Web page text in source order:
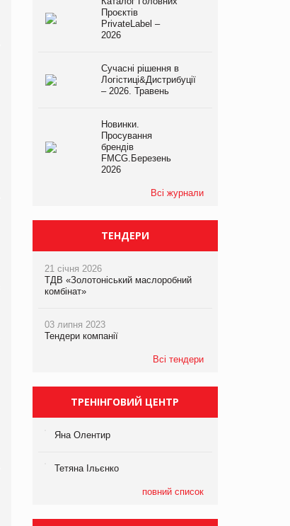
Проєктів
PrivateLabel –
2026
Сучасні рішення в
Логістиці&Дистрибуції
– 2026. Травень
Новинки.
Просування
брендів
FMCG.Березень
2026
Всі журнали
ТЕНДЕРИ
21 січня 2026
ТДВ «Золотоніський маслоробний
комбінат»
03 липня 2023
Тендери компанії
Всі тендери
ТРЕНІНГОВИЙ ЦЕНТР
Яна Олентир
Тетяна Ільєнко
повний список